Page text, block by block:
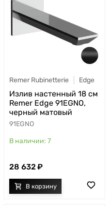
Remer Rubinetterie Edge
Излив настенный 18 см
Remer Edge 91EGNO,
черный матовый
91EGNO
7
28 632